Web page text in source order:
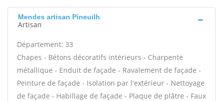
Mendes artisan Pineuilh
Artisan
Département: 33
Chapes - Bétons décoratifs intérieurs - Charpente
métallique - Enduit de façade - Ravalement de façade -
Peinture de façade - Isolation par l'extérieur - Nettoyage
de façade - Habillage de façade - Plaque de plâtre - Faux